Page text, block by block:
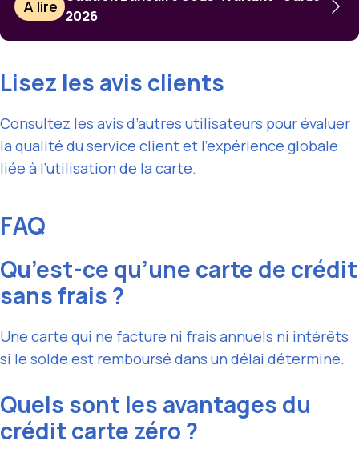
À lire 2026
Lisez les avis clients
Consultez les avis d’autres utilisateurs pour évaluer
la qualité du service client et l’expérience globale
liée à l’utilisation de la carte.
FAQ
Qu’est-ce qu’une carte de crédit
sans frais ?
Une carte qui ne facture ni frais annuels ni intérêts
si le solde est remboursé dans un délai déterminé.
Quels sont les avantages du
crédit carte zéro ?